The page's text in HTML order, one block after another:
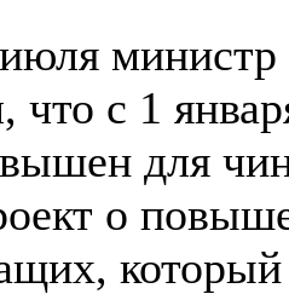
что с 1
для
о
который